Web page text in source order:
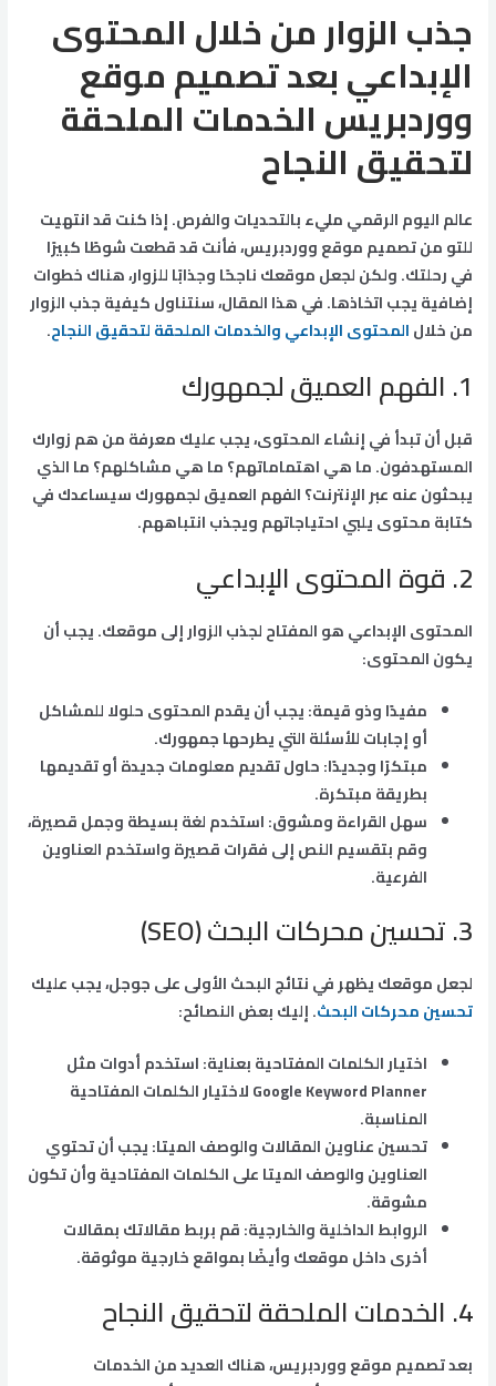
جذب الزوار من خلال المحتوى
الإبداعي بعد تصميم موقع
ووردبريس الخدمات الملحقة
لتحقيق النجاح
عالم اليوم الرقمي مليء بالتحديات والفرص. إذا كنت قد انتهيت
للتو من تصميم موقع ووردبريس، فأنت قد قطعت شوطًا كبيرًا
في رحلتك. ولكن لجعل موقعك ناجحًا وجذابًا للزوار، هناك خطوات
إضافية يجب اتخاذها. في هذا المقال، سنتناول كيفية جذب الزوار
من خلالالمحتوى الإبداعي والخدمات الملحقة لتحقيق النجاح.
1. الفهم العميق لجمهورك
قبل أن تبدأ في إنشاء المحتوى، يجب عليك معرفة من هم زوارك
المستهدفون. ما هي اهتماماتهم؟ ما هي مشاكلهم؟ ما الذي
يبحثون عنه عبر الإنترنت؟ الفهم العميق لجمهورك سيساعدك في
كتابة محتوى يلبي احتياجاتهم ويجذب انتباههم.
2. قوة المحتوى الإبداعي
المحتوى الإبداعي هو المفتاح لجذب الزوار إلى موقعك. يجب أن
يكون المحتوى:
مفيدًا وذو قيمة: يجب أن يقدم المحتوى حلولا للمشاكل
أو إجابات للأسئلة التي يطرحها جمهورك.
مبتكرًا وجديدًا: حاول تقديم معلومات جديدة أو تقديمها
بطريقة مبتكرة.
سهل القراءة ومشوق: استخدم لغة بسيطة وجمل قصيرة،
وقم بتقسيم النص إلى فقرات قصيرة واستخدم العناوين
الفرعية.
3. تحسين محركات البحث (SEO)
لجعل موقعك يظهر في نتائج البحث الأولى على جوجل، يجب عليك
تحسين محركات البحث. إليك بعض النصائح:
اختيار الكلمات المفتاحية بعناية: استخدم أدوات مثل
Google Keyword Planner لاختيار الكلمات المفتاحية
المناسبة.
تحسين عناوين المقالات والوصف الميتا: يجب أن تحتوي
العناوين والوصف الميتا على الكلمات المفتاحية وأن تكون
مشوقة.
الروابط الداخلية والخارجية: قم بربط مقالاتك بمقالات
أخرى داخل موقعك وأيضًا بمواقع خارجية موثوقة.
4. الخدمات الملحقة لتحقيق النجاح
بعد تصميم موقع ووردبريس، هناك العديد من الخدمات